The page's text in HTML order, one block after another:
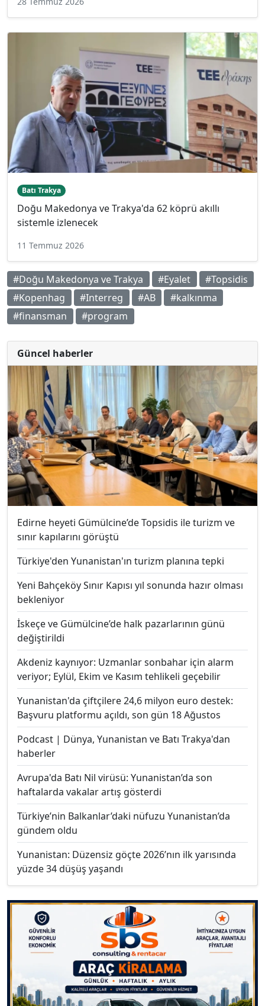
Batı Trakya
Doğu Makedonya ve Trakya'da 62 köprü akıllı
sistemle izlenecek
11 Temmuz 2026
#Doğu Makedonya ve Trakya #Eyalet
#Topsidis
#Kopenhag
#Interreg #AB
#kalkınma
#finansman
#program
Güncel haberler
Edirne heyeti Gümülcine’de Topsidis ile turizm ve
sınır kapılarını görüştü
Türkiye'den Yunanistan'ın turizm planına tepki
Yeni Bahçeköy Sınır Kapısı yıl sonunda hazır olması
bekleniyor
İskeçe ve Gümülcine’de halk pazarlarının günü
değiştirildi
Akdeniz kaynıyor: Uzmanlar sonbahar için alarm
veriyor; Eylül, Ekim ve Kasım tehlikeli geçebilir
Yunanistan'da çiftçilere 24,6 milyon euro destek:
Başvuru platformu açıldı, son gün 18 Ağustos
Podcast | Dünya, Yunanistan ve Batı Trakya'dan
haberler
Avrupa'da Batı Nil virüsü: Yunanistan’da son
haftalarda vakalar artış gösterdi
Türkiye’nin Balkanlar’daki nüfuzu Yunanistan’da
gündem oldu
Yunanistan: Düzensiz göçte 2026’nın ilk yarısında
yüzde 34 düşüş yaşandı